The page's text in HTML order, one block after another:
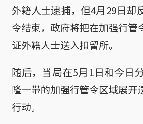
外籍人士逮捕，但4月29日却
令结束，政府将把在加强行管
证外籍人士送入扣留所。
随后，当局在5月1日和今日
隆一带的加强行管令区域展开
行动。